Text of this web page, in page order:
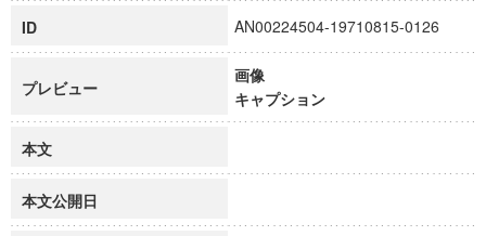
ID AN00224504-19710815-0126
プレビュー
画像
キャプション
本文
本文公開日